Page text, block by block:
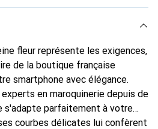
fleur représente les exigences,
de la boutique française
smartphone avec élégance.
en maroquinerie depuis de
s'adapte parfaitement à votre
courbes délicates lui confèrent